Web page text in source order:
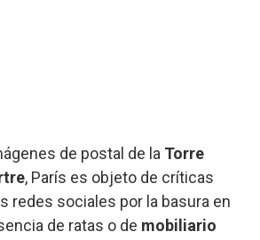
de postal de la Torre
, París es objeto de críticas
redes sociales por la basura en
de ratas o de mobiliario